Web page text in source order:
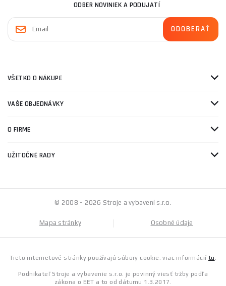
ODBER NOVINIEK A PODUJATÍ
VŠETKO O NÁKUPE
VAŠE OBJEDNÁVKY
O FIRME
UŽITOČNÉ RADY
© 2008 - 2026 Stroje a vybavení s.r.o.
Mapa stránky Osobné údaje
Tieto internetové stránky používajú súbory cookie. viac informácií tu .
Podnikateľ Stroje a vybavenie s.r.o. je povinný viesť tržby podľa
zákona o EET a to od dátumu 1.3.2017.